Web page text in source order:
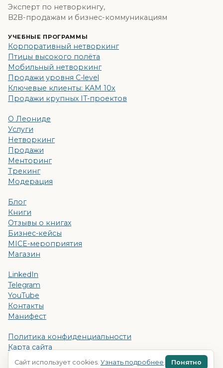
Эксперт по нетворкингу,
B2B-продажам и бизнес-коммуникациям
УЧЕБНЫЕ ПРОГРАММЫ
Корпоративный нетворкинг
Птицы высокого полёта
Мобильный нетворкинг
Продажи уровня C-level
Ключевые клиенты: KAM 10x
Продажи крупных IT-проектов
О Леониде
Услуги
Нетворкинг
Продажи
Менторинг
Трекинг
Модерация
Блог
Книги
Отзывы о книгах
Бизнес-кейсы
MICE-мероприятия
Магазин
LinkedIn
Telegram
YouTube
Контакты
Манифест
Политика конфиденциальности
Карта сайта
Поиск
Сайт использует cookies. Узнать подробнее. Понятно